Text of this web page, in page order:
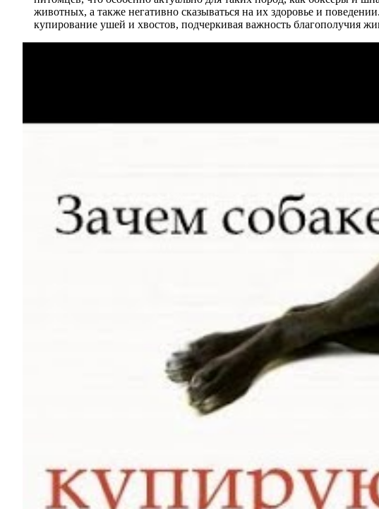
животных, а также негативно сказываться на их здоровье и
купирование ушей и хвостов, подчеркивая важность благополучия